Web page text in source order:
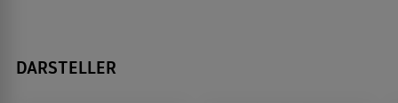
DARSTELLER